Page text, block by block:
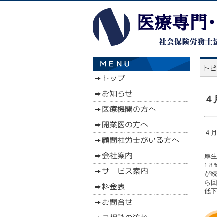
４
４
厚
1.8
が
ら
低